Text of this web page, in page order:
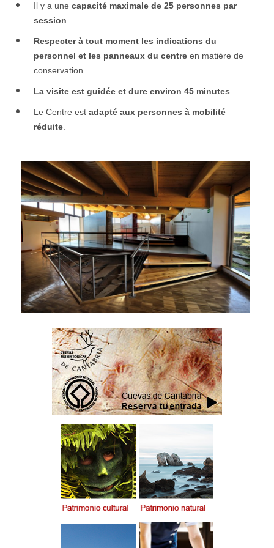
Il y a une capacité maximale de 25 personnes par
session.
Respecter à tout moment les indications du
personnel et les panneaux du centre en matière de
conservation.
La visite est guidée et dure environ 45 minutes.
Le Centre est adapté aux personnes à mobilité
réduite.